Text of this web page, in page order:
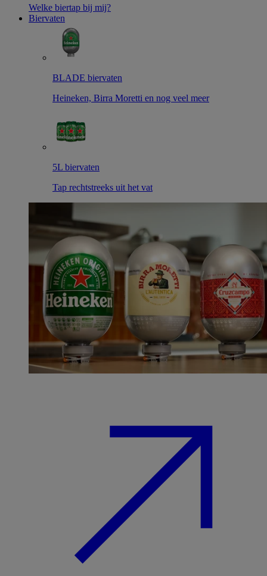
Welke biertap bij mij?
Biervaten
BLADE biervaten
Heineken, Birra Moretti en nog veel meer
5L biervaten
Tap rechtstreeks uit het vat